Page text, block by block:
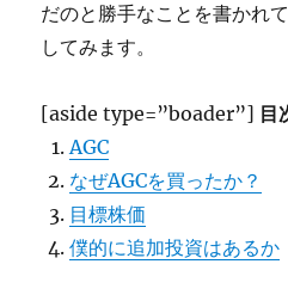
だのと勝手なことを書かれ
してみます。
[aside type=”boader”] 目
AGC
なぜAGCを買ったか？
目標株価
僕的に追加投資はあるか